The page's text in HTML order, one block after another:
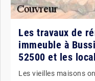
Les travaux de
immeuble à
52500 et les
Les vieilles maisons